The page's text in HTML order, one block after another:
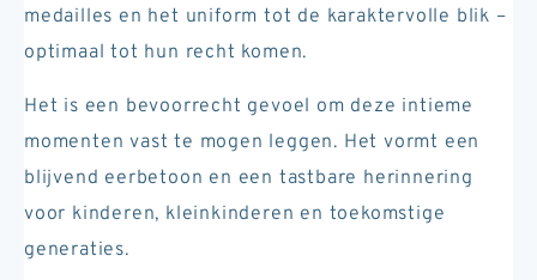
medailles en het uniform tot de karaktervolle blik –
optimaal tot hun recht komen.
Het is een bevoorrecht gevoel om deze intieme
momenten vast te mogen leggen. Het vormt een
blijvend eerbetoon en een tastbare herinnering
voor kinderen, kleinkinderen en toekomstige
generaties.